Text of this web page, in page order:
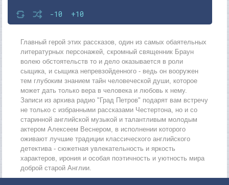
-10 +10
Главный герой этих рассказов, один из самых обаятельных
литературных персонажей, скромный священник Браун
волею обстоятельств то и дело оказывается в роли
сыщика, и сыщика непревзойденного - ведь он вооружен
тем глубоким знанием тайн человеческой души, которое
может дать только вера в человека и любовь к нему.
Записи из архива радио "Град Петров" подарят вам встречу
не только с избранными рассказами Честертона, но и со
старинной английской музыкой и талантливым молодым
актером Алексеем Веснером, в исполнении которого
оживают лучшие традиции классического английского
детектива - сюжетная увлекательность и яркость
характеров, ирония и особая поэтичность и уютность мира
доброй старой Англии.